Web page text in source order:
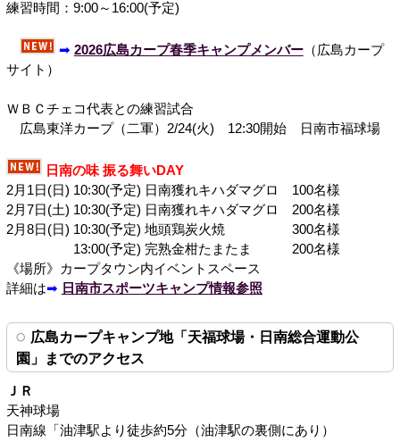
練習時間：9:00～16:00(予定)
➡ 2026広島カープ春季キャンプメンバー（広島カープ
サイト）
ＷＢＣチェコ代表との練習試合
広島東洋カープ（二軍）2/24(火) 12:30開始 日南市福球場
日南の味 振る舞いDAY
2月1日(日) 10:30(予定) 日南獲れキハダマグロ 100名様
2月7日(土) 10:30(予定) 日南獲れキハダマグロ 200名様
2月8日(日) 10:30(予定) 地頭鶏炭火焼 300名様
13:00(予定) 完熟金柑たまたま 200名様
《場所》カープタウン内イベントスペース
詳細は➡ 日南市スポーツキャンプ情報参照
広島カープキャンプ地「天福球場・日南総合運動公
園」までのアクセス
ＪＲ
天神球場
日南線「油津駅より徒歩約5分（油津駅の裏側にあり）